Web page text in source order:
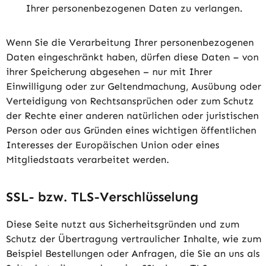
Ihrer personenbezogenen Daten zu verlangen.
Wenn Sie die Verarbeitung Ihrer personenbezogenen
Daten eingeschränkt haben, dürfen diese Daten – von
ihrer Speicherung abgesehen – nur mit Ihrer
Einwilligung oder zur Geltendmachung, Ausübung oder
Verteidigung von Rechtsansprüchen oder zum Schutz
der Rechte einer anderen natürlichen oder juristischen
Person oder aus Gründen eines wichtigen öffentlichen
Interesses der Europäischen Union oder eines
Mitgliedstaats verarbeitet werden.
SSL- bzw. TLS-Verschlüsselung
Diese Seite nutzt aus Sicherheitsgründen und zum
Schutz der Übertragung vertraulicher Inhalte, wie zum
Beispiel Bestellungen oder Anfragen, die Sie an uns als